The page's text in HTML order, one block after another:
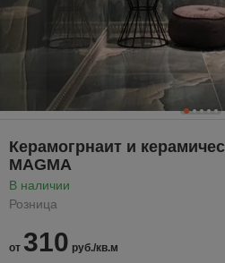
Керамогрнаит и
MAGMA
В наличии
Розница
от 310 руб./кв.м